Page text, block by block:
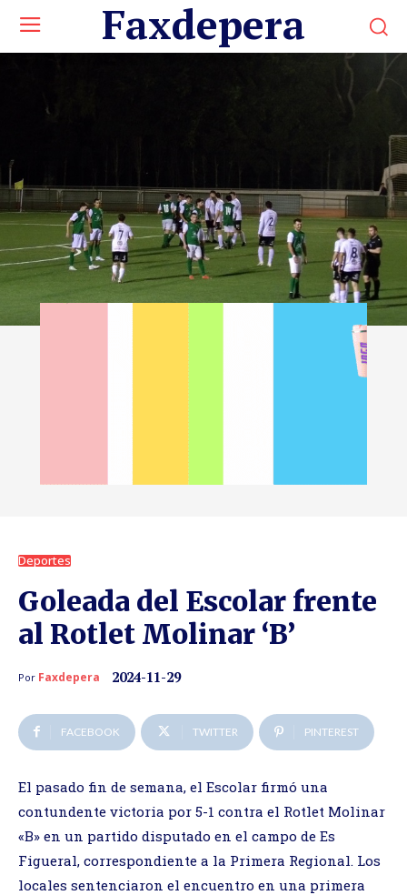
Faxdepera
Deportes
Goleada del Escolar frente
al Rotlet Molinar ‘B’
Por Faxdepera 2024-11-29
FACEBOOK TWITTER PINTEREST
El pasado fin de semana, el Escolar firmó una
contundente victoria por 5-1 contra el Rotlet Molinar
«B» en un partido disputado en el campo de Es
Figueral, correspondiente a la Primera Regional. Los
locales sentenciaron el encuentro en una primera